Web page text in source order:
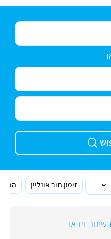
זימון תור אונליין
בשיחת וידאו